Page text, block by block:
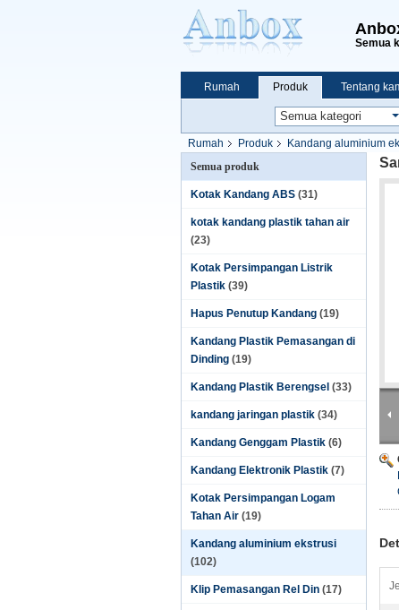
Semua
Rumah Produk Tentang
Rumah Produk Kandang aluminium
Semua produk
Kotak Kandang ABS (31)
kotak kandang plastik tahan air
(23)
Kotak Persimpangan Listrik
Plastik (39)
Hapus Penutup Kandang (19)
Kandang Plastik Pemasangan di
Dinding (19)
Kandang Plastik Berengsel (33)
kandang jaringan plastik (34)
Kandang Genggam Plastik (6)
Kandang Elektronik Plastik (7)
Kotak Persimpangan Logam
Tahan Air (19)
Kandang aluminium ekstrusi
(102)
Klip Pemasangan Rel Din (17)